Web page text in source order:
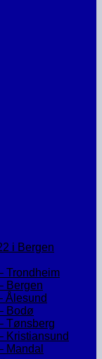
i Bergen
Trondheim
Bergen
Ålesund
Bodø
Tønsberg
Kristiansund
Mandal